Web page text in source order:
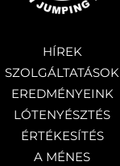
HÍREK
SZOLGÁLTATÁSOK
EREDMÉNYEINK
LÓTENYÉSZTÉS
ÉRTÉKESÍTÉS
A MÉNES